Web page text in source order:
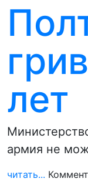
лет
армия не
читать...